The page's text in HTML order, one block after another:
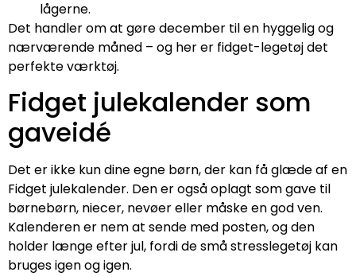
lågerne.
Det handler om at gøre december til en hyggelig og
nærværende måned – og her er fidget-legetøj det
perfekte værktøj.
Fidget julekalender som
gaveidé
Det er ikke kun dine egne børn, der kan få glæde af en
Fidget julekalender. Den er også oplagt som gave til
børnebørn, niecer, nevøer eller måske en god ven.
Kalenderen er nem at sende med posten, og den
holder længe efter jul, fordi de små stresslegetøj kan
bruges igen og igen.